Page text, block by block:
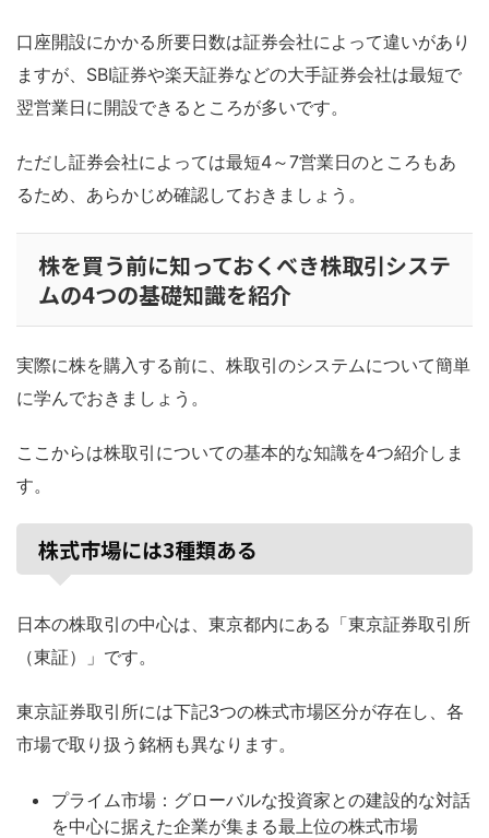
口座開設にかかる所要日数は証券会社によって違いがあり
ますが、SBI証券や楽天証券などの大手証券会社は最短で
翌営業日に開設できるところが多いです。
ただし証券会社によっては最短4～7営業日のところもあ
るため、あらかじめ確認しておきましょう。
株を買う前に知っておくべき株取引システ
ムの4つの基礎知識を紹介
実際に株を購入する前に、株取引のシステムについて簡単
に学んでおきましょう。
ここからは株取引についての基本的な知識を4つ紹介しま
す。
株式市場には3種類ある
日本の株取引の中心は、東京都内にある「東京証券取引所
（東証）」です。
東京証券取引所には下記3つの株式市場区分が存在し、各
市場で取り扱う銘柄も異なります。
プライム市場：グローバルな投資家との建設的な対話
を中心に据えた企業が集まる最上位の株式市場